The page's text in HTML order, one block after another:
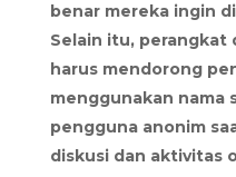
benar mereka ingin
Selain itu, perangkat
harus mendorong
menggunakan nama
pengguna anonim
diskusi dan aktivitas